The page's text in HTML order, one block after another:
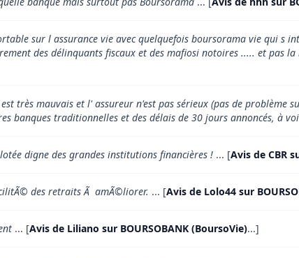
sur l assurance vie avec quelquefois boursorama vie qui s
des délinquants fiscaux et des mafiosi notoires ..... et pas
très mauvais et l' assureur n'est pas sérieux (pas de problème
banques traditionnelles et des délais de 30 jours annoncés, à
digne des grandes institutions financières ! ... [Avis de CBR
des retraits Ã amÃ©liorer. ... [Avis de Lolo44 sur
... [Avis de Liliano sur BOURSOBANK (BoursoVie)...]